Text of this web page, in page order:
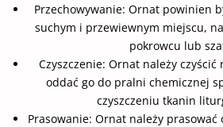
Przechowywanie: Ornat powinien
suchym i przewiewnym miejscu,
pokrowcu lub
Czyszczenie: Ornat należy
oddać go do pralni chemicznej
czyszczeniu tkanin
Prasowanie: Ornat należy